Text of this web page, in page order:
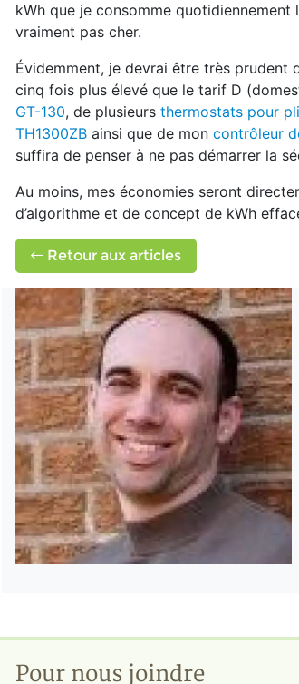
kWh que je consomme
vraiment pas cher.
Évidemment, je devrai être très
cinq fois plus élevé que le tarif D
GT-130, de plusieurs thermostats pour
TH1300ZB ainsi que de mon contrôleur
suffira de penser à ne pas démarrer la
Au moins, mes économies seront
d’algorithme et de concept de kWh
Retour aux articles
Pour nous joindre